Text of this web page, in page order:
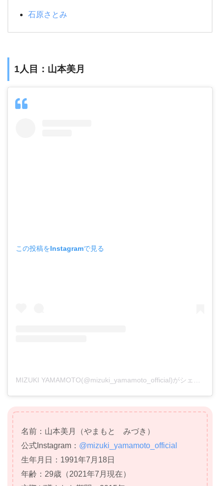
石原さとみ
1人目：山本美月
この投稿をInstagramで見る
名前：山本美月（やまもと みづき）
公式 Instagram ： @mizuki_yamamoto_official
生年月日：1991年7月18日
年齢：29歳（2021年7月現在）